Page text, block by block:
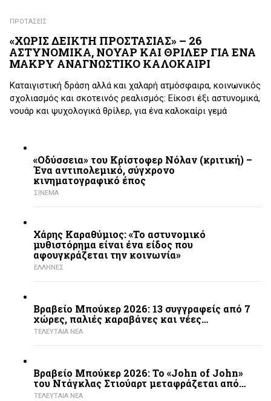
ΠΡΟΤΑΣΕΙΣ
«ΧΩΡΙΣ ΔΕΙΚΤΗ ΠΡΟΣΤΑΣΙΑΣ» – 26
ΑΣΤΥΝΟΜΙΚΑ, ΝΟΥΑΡ ΚΑΙ ΘΡΙΛΕΡ ΓΙΑ ΕΝΑ
ΜΑΚΡΥ ΑΝΑΓΝΩΣΤΙΚΟ ΚΑΛΟΚΑΙΡΙ
Καταιγιστική δράση αλλά και χαλαρή ατμόσφαιρα, κοινωνικός
σχολιασμός και σκοτεινός ρεαλισμός: Είκοσι έξι αστυνομικά,
νουάρ και ψυχολογικά θρίλερ, για ένα καλοκαίρι γεμά
«Οδύσσεια» του Κρίστοφερ Νόλαν (κριτική) –
Ένα αντιπολεμικό, σύγχρονο
κινηματογραφικό έπος
ΣΙΝΕΜΑ
Χάρης Καραθύμιος: «Το αστυνομικό
μυθιστόρημα είναι ένα είδος που
αφουγκράζεται την κοινωνία»
ΕΛΛΗΝΕΣ
Βραβείο Μπούκερ 2026: 13 συγγραφείς από 7
χώρες, παλιές καραβάνες και νέες…
ΤΕΛΕΥΤΑΙΑ ΝΕΑ
Βραβείο Μπούκερ 2026: Το «John of John»
του Ντάγκλας Στιούαρτ μεταφράζεται από…
ΤΕΛΕΥΤΑΙΑ ΝΕΑ